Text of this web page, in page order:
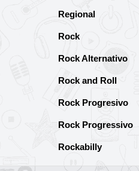
Regional
Rock
Rock Alternativo
Rock and Roll
Rock Progresivo
Rock Progressivo
Rockabilly